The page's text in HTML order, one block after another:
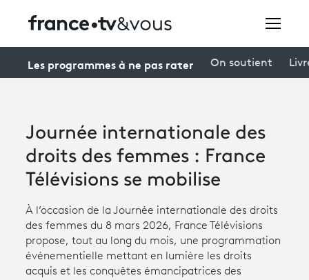
Creators
À la une
Participer et assister à une émission
Productions et innovation
Les programmes à ne pas rater On soutient
Journée internationale des
droits des femmes : France
Télévisions se mobilise
À l’occasion de la Journée internationale des droits
des femmes du 8 mars 2026, France Télévisions
propose, tout au long du mois, une programmation
événementielle mettant en lumière les droits
acquis et les conquêtes émancipatrices des